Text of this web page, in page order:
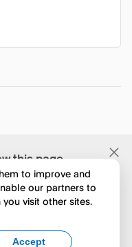
this page
to improve and
our partners to
visit other sites.
Accept